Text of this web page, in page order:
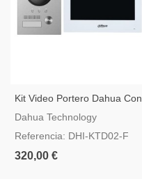
Kit Video Portero Dahua Con
Conexión A Dos Hilos Y Caja
Dahua Technology
Referencia: DHI-KTD02-F
320,00 €